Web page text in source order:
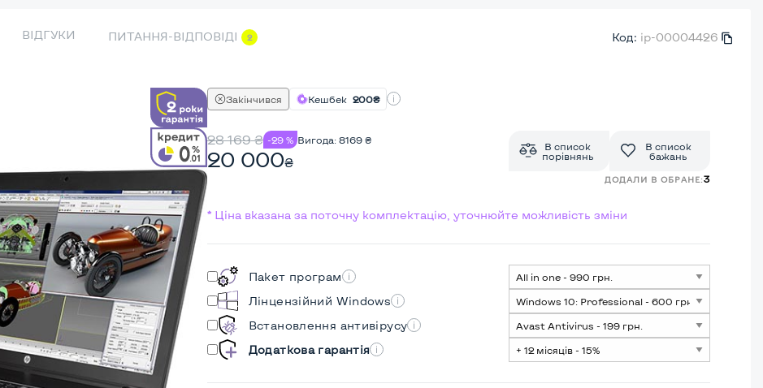
ВІДГУКИ ПИТАННЯ-ВІДПОВІДІ 2 Код: ip-00004426
Закінчився Кешбек 200₴
28 169₴ -29 % Вигода: 8169₴
20 000₴
В список
порівнянь
В список
бажань
ДОДАЛИ В ОБРАНЕ:3
* Ціна вказана за поточну комплектацію, уточнюйте можливість зміни
Пакет програм
Лінцензійний Windows
Встановлення антивірусу
Додаткова гарантія